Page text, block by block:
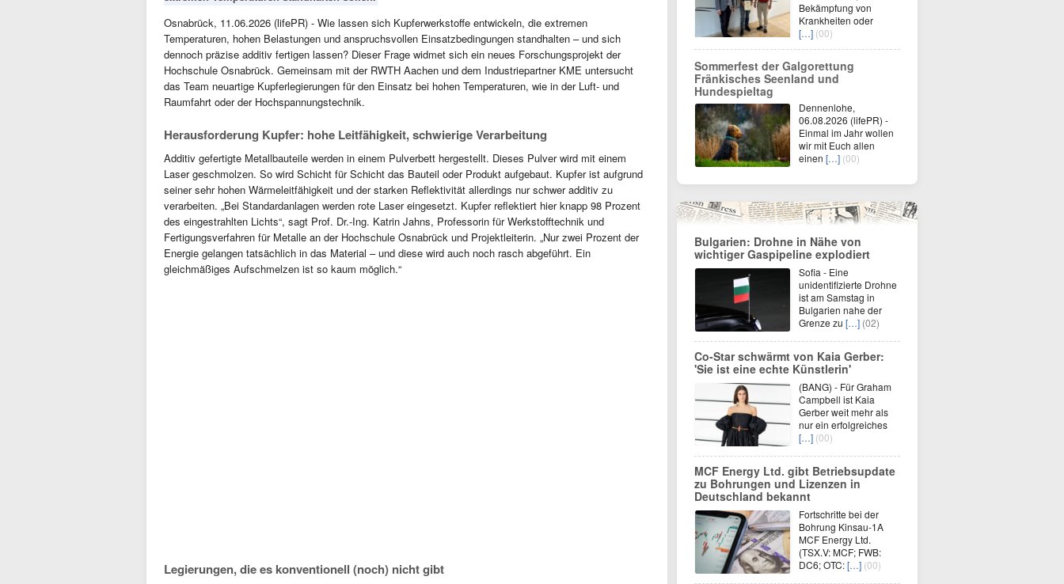
Osnabrück, 11.06.2026 (lifePR) - Wie lassen sich Kupferwerkstoffe entwickeln, die extremen
Temperaturen, hohen Belastungen und anspruchsvollen Einsatzbedingungen standhalten – und sich
dennoch präzise additiv fertigen lassen? Dieser Frage widmet sich ein neues Forschungsprojekt der
Hochschule Osnabrück. Gemeinsam mit der RWTH Aachen und dem Industriepartner KME untersucht
das Team neuartige Kupferlegierungen für den Einsatz bei hohen Temperaturen, wie in der Luft- und
Raumfahrt oder der Hochspannungstechnik.
Herausforderung Kupfer: hohe Leitfähigkeit, schwierige Verarbeitung
Additiv gefertigte Metallbauteile werden in einem Pulverbett hergestellt. Dieses Pulver wird mit einem
Laser geschmolzen. So wird Schicht für Schicht das Bauteil oder Produkt aufgebaut. Kupfer ist aufgrund
seiner sehr hohen Wärmeleitfähigkeit und der starken Reflektivität allerdings nur schwer additiv zu
verarbeiten. „Bei Standardanlagen werden rote Laser eingesetzt. Kupfer reflektiert hier knapp 98 Prozent
des eingestrahlten Lichts“, sagt Prof. Dr.-Ing. Katrin Jahns, Professorin für Werkstofftechnik und
Fertigungsverfahren für Metalle an der Hochschule Osnabrück und Projektleiterin. „Nur zwei Prozent der
Energie gelangen tatsächlich in das Material – und diese wird auch noch rasch abgeführt. Ein
gleichmäßiges Aufschmelzen ist so kaum möglich.“
Legierungen, die es konventionell (noch) nicht gibt
Bekämpfung von
Krankheiten oder
[…] (00)
Sommerfest der Galgorettung
Fränkisches Seenland und
Hundespieltag
Dennenlohe,
06.08.2026 (lifePR) -
Einmal im Jahr wollen
wir mit Euch allen
einen […] (00)
Bulgarien: Drohne in Nähe von
wichtiger Gaspipeline explodiert
Sofia - Eine
unidentifizierte Drohne
ist am Samstag in
Bulgarien nahe der
Grenze zu […] (02)
Co-Star schwärmt von Kaia Gerber:
'Sie ist eine echte Künstlerin'
(BANG) - Für Graham
Campbell ist Kaia
Gerber weit mehr als
nur ein erfolgreiches
[…] (00)
MCF Energy Ltd. gibt Betriebsupdate
zu Bohrungen und Lizenzen in
Deutschland bekannt
Fortschritte bei der
Bohrung Kinsau-1A
MCF Energy Ltd.
(TSX.V: MCF; FWB:
DC6; OTC:[…] (00)